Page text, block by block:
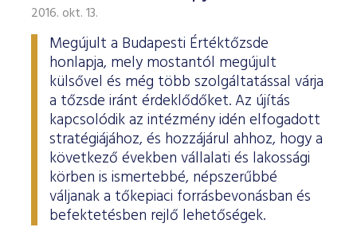
2016. okt. 13.
Megújult a Budapesti Értéktőzsde
honlapja, mely mostantól megújult
külsővel és még több szolgáltatással várja
a tőzsde iránt érdeklődőket. Az újítás
kapcsolódik az intézmény idén elfogadott
stratégiájához, és hozzájárul ahhoz, hogy a
következő években vállalati és lakossági
körben is ismertebbé, népszerűbbé
váljanak a tőkepiaci forrásbevonásban és
befektetésben rejlő lehetőségek.